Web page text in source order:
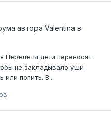
автора Valentina в
дети переносят
не закладывало уши
или попить. В...